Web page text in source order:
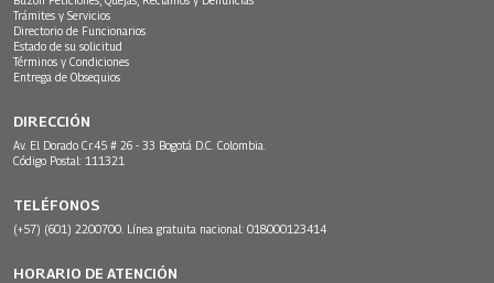
Trámites y Servicios
Directorio de Funcionarios
Estado de su solicitud
Términos y Condiciones
Entrega de Obsequios
DIRECCIÓN
Av. El Dorado Cr.45 # 26 - 33 Bogotá D.C. Colombia.
Código Postal: 111321
TELÉFONOS
(+57) (601) 2200700. Línea gratuita nacional: 018000123414
HORARIO DE ATENCIÓN